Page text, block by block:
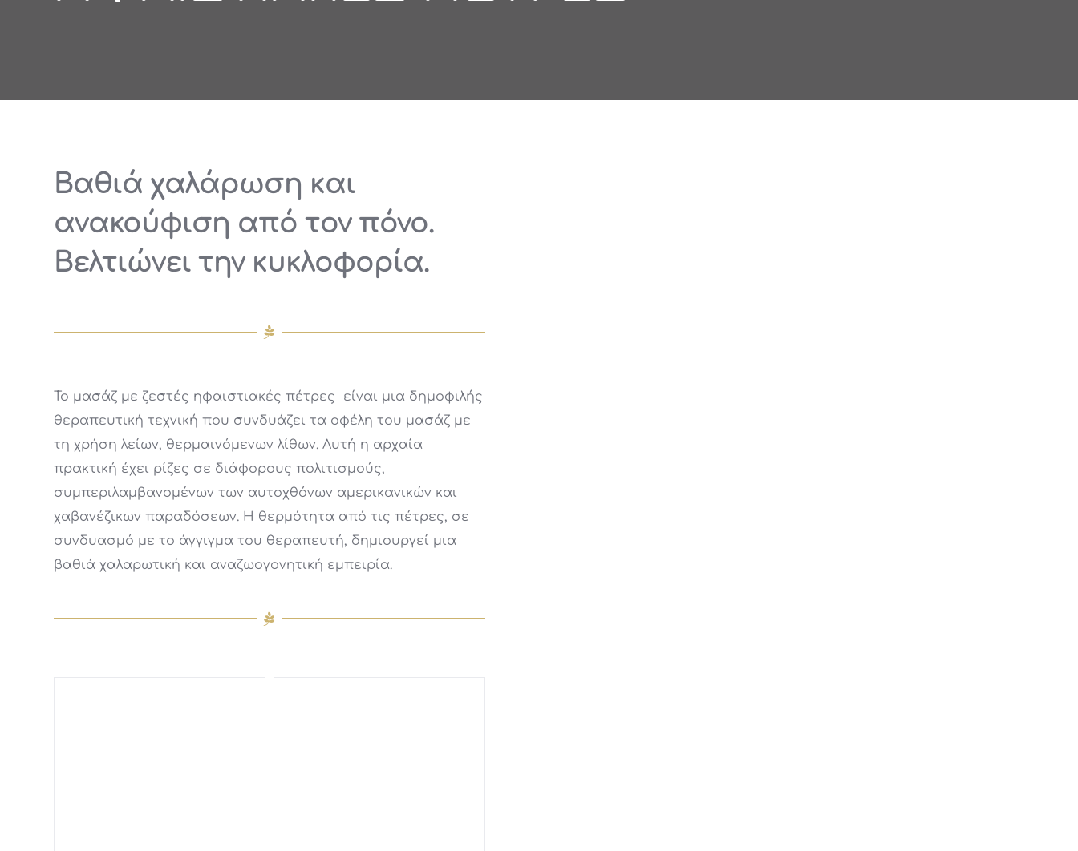
Βαθιά χαλάρωση και
ανακούφιση από τον πόνο.
Βελτιώνει την κυκλοφορία.
Το μασάζ με ζεστές ηφαιστιακές πέτρες είναι μια δημοφιλής
θεραπευτική τεχνική που συνδυάζει τα οφέλη του μασάζ με
τη χρήση λείων, θερμαινόμενων λίθων. Αυτή η αρχαία
πρακτική έχει ρίζες σε διάφορους πολιτισμούς,
συμπεριλαμβανομένων των αυτοχθόνων αμερικανικών και
χαβανέζικων παραδόσεων. Η θερμότητα από τις πέτρες, σε
συνδυασμό με το άγγιγμα του θεραπευτή, δημιουργεί μια
βαθιά χαλαρωτική και αναζωογονητική εμπειρία.